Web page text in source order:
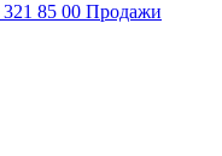
85 00 Продажи